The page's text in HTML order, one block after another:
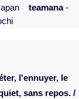
teamana-
l'ennuyer, le
sans repos. /